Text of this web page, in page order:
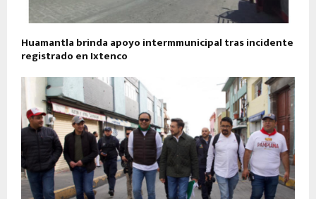
Huamantla brinda apoyo intermmunicipal tras incidente
registrado en Ixtenco